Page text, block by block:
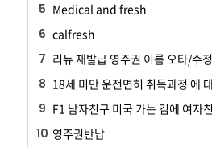
Medical and fresh
calfresh
리뉴 재발급 영주권 이름 오타/수정
18세 미만 운전면허 취득과정 에
F1 남자친구 미국 가는 김에 여자친구도 함께 여행
영주권반납